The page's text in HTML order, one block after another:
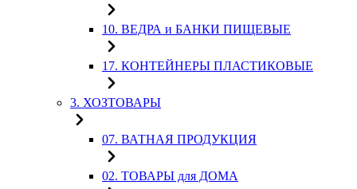
10. ВЕДРА и БАНКИ ПИЩЕВЫЕ
17. КОНТЕЙНЕРЫ ПЛАСТИКОВЫЕ
3. ХОЗТОВАРЫ
07. ВАТНАЯ ПРОДУКЦИЯ
02. ТОВАРЫ для ДОМА